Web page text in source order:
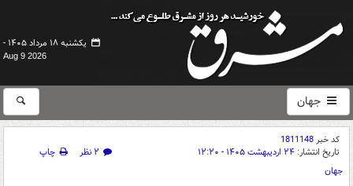
یکشنبه ۱۸ مرداد ۱۴۰۵ -
Aug 9 2026
جهان
کد خبر1811148
تاریخ انتشار: ۲۴ اردیبهشت ۱۴۰۵ - ۱۲:۲۰ ۲ نظر
چاپ
جهان